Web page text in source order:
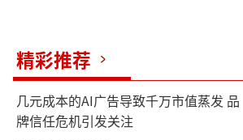
精彩推荐
几元成本的AI广告导致千万市值蒸发 品
牌信任危机引发关注